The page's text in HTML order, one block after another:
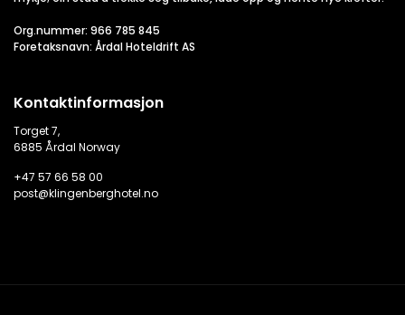
Org.nummer: 966 785 845
Foretaksnavn: Årdal Hoteldrift AS
Kontaktinformasjon
Torget 7,
6885 Årdal Norway
+47 57 66 58 00
post@klingenberghotel.no